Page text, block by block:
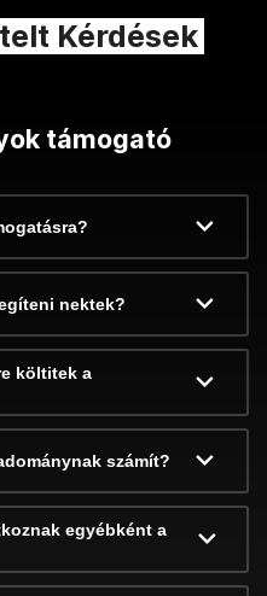
Kérdések
támogató
nektek?
költitek a
számít?
egyébként a